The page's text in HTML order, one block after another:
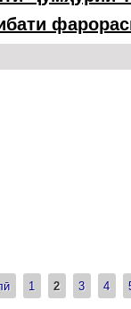
1 2 3 4